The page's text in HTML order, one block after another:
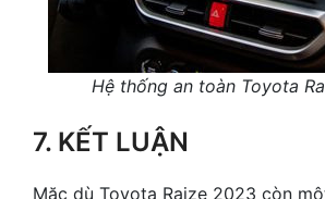
Hệ thống an toàn Toyota
7. KẾT LUẬN
Mặc dù Toyota Raize 2023 còn